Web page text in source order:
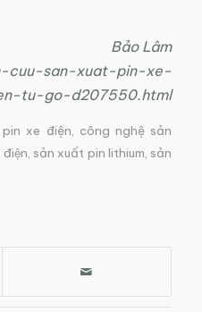
Bảo Lâm
cuu-san-xuat-pin-xe-
tu-go-d207550.html
xe điện, công nghệ sản
, sản xuất pin lithium, sản